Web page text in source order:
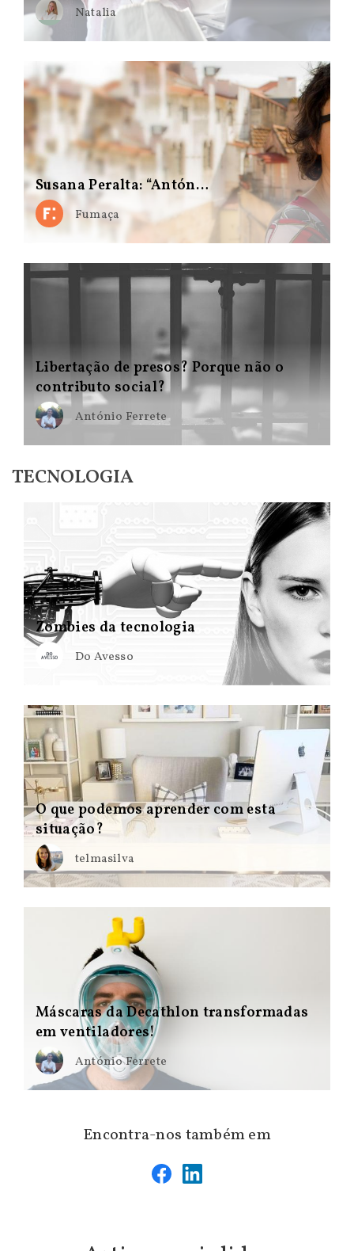
Natalia
Susana Peralta: “Antón…
Fumaça
Libertação de presos? Porque não o
contributo social?
António Ferrete
TECNOLOGIA
Zombies da tecnologia
Do Avesso
O que podemos aprender com esta
situação?
telmasilva
Máscaras da Decathlon transformadas
em ventiladores!
António Ferrete
Encontra-nos também em